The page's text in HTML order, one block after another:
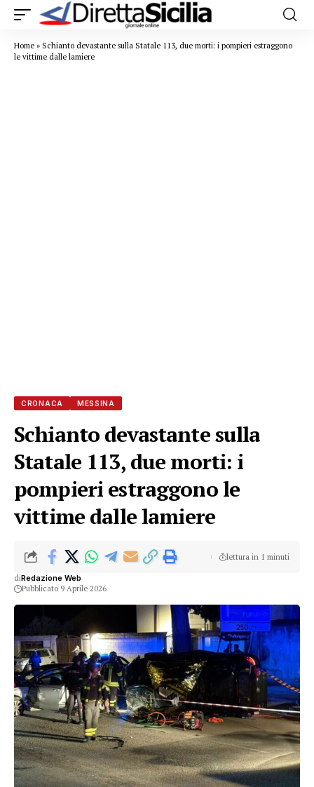
Home » Schianto devastante sulla Statale 113, due morti: i pompieri estraggono
le vittime dalle lamiere
CRONACA MESSINA
Schianto devastante sulla
Statale 113, due morti: i
pompieri estraggono le
vittime dalle lamiere
diRedazione Web
Pubblicato 9 Aprile 2026
lettura in 1 minuti